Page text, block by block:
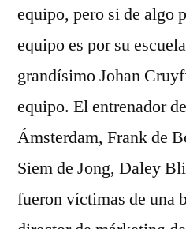
equipo, pero si de algo
equipo es por su
grandísimo Johan
equipo. El entrenador
Ámsterdam, Frank de
Siem de Jong, Daley
fueron víctimas de una